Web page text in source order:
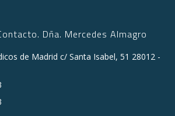
Dña. Mercedes Almagro
de Madrid c/ Santa Isabel, 51 28012 -